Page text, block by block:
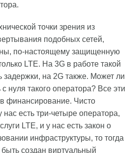
точки зрения из
подобных сетей,
по-настоящему защищенную
LTE. На 3G в работе такой
задержки, на 2G также. Может ли
с нуля такого оператора? Все эти
финансирование. Чисто
нас есть три-четыре оператора,
LTE, и у нас есть закон о
инфраструктуры, то тогда
создан виртуальный